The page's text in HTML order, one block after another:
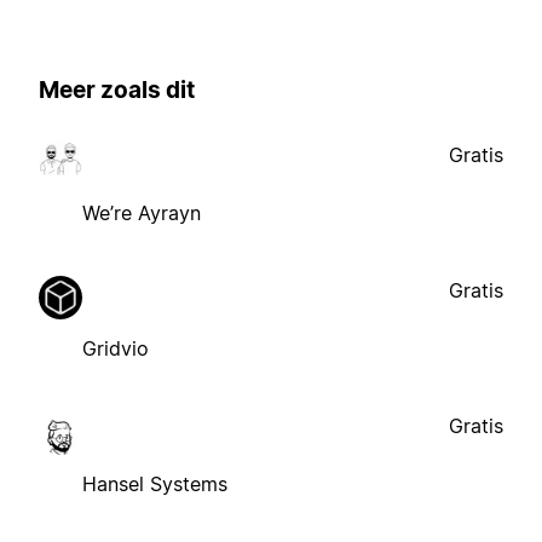
Meer zoals dit
We’re Ayrayn
Gratis
Gridvio
Gratis
Hansel Systems
Gratis